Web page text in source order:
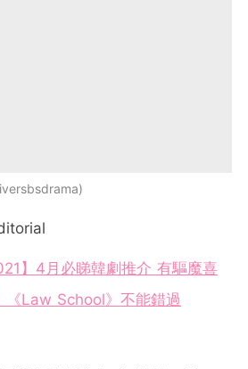
】4月必睇韓劇推介 有驅魔喜
《Law School》不能錯過